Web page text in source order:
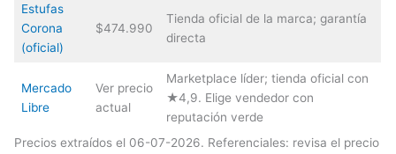
Estufas
Corona
(oficial)
$474.990
Tienda oficial de la marca; garantía
directa
Mercado
Libre
Ver precio
actual
Marketplace líder; tienda oficial con
★4,9. Elige vendedor con
reputación verde
Precios extraídos el 06-07-2026. Referenciales: revisa el precio